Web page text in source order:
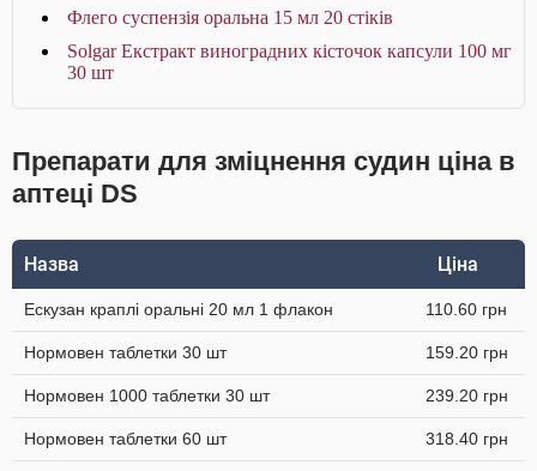
Флего суспензія оральна 15 мл 20 стіків
Solgar Екстракт виноградних кісточок капсули 100 мг
30 шт
Препарати для зміцнення судин ціна в
аптеці DS
Назва Ціна
Ескузан краплі оральні 20 мл 1 флакон 110.60 грн
Нормовен таблетки 30 шт 159.20 грн
Нормовен 1000 таблетки 30 шт 239.20 грн
Нормовен таблетки 60 шт 318.40 грн